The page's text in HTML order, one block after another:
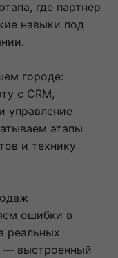
где партнер
навыки под
городе:
с CRM,
управление
этапы
и технику
ошибки в
реальных
— выстроенный